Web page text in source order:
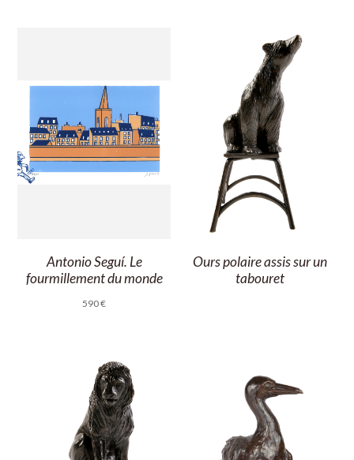
Antonio Seguí. Le
fourmillement du monde
590€
Ours polaire assis sur un
tabouret